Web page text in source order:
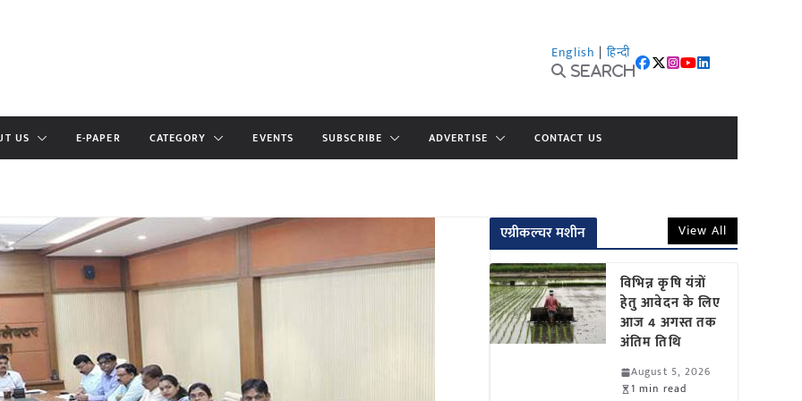
English | हिन्दी
Search
US E-PAPER CATEGORY EVENTS SUBSCRIBE ADVERTISE CONTACT US
एग्रीकल्चर मशीन View All
विभिन्न कृषि यंत्रों
हेतु आवेदन के लिए
आज 4 अगस्त तक
अंतिम तिथि
August 5, 2026
1 min read